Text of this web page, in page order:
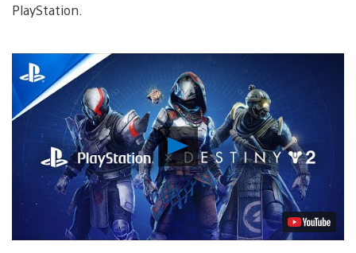
PlayStation.
Reproduzir
Vídeo